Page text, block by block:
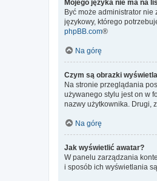
Mojego języka nie ma na
Być może administrator nie
językowy, którego
phpBB.com®
Na górę
Czym są obrazki
Na stronie przeglądania
używanego stylu jest on w
nazwy użytkownika. Drugi,
Na górę
Jak wyświetlić awatar?
W panelu zarządzania
i sposób ich wyświetlania